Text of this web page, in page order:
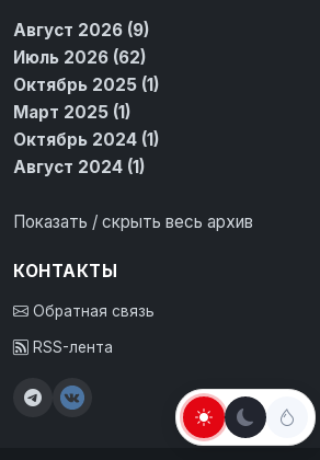
Август 2026 (9)
Июль 2026 (62)
Октябрь 2025 (1)
Март 2025 (1)
Октябрь 2024 (1)
Август 2024 (1)
Показать / скрыть весь архив
КОНТАКТЫ
Обратная связь
RSS-лента